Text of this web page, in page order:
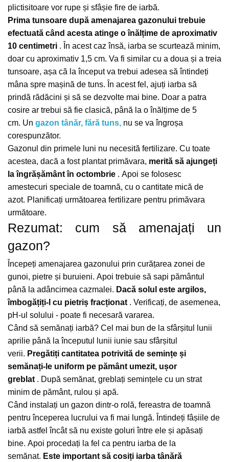
plictisitoare vor rupe și sfâșie fire de iarbă.
Prima tunsoare după amenajarea gazonului trebuie
efectuată când acesta atinge o înălțime de aproximativ
10 centimetri . În acest caz însă, iarba se scurtează minim,
doar cu aproximativ 1,5 cm. Va fi similar cu a doua și a treia
tunsoare, așa că la început va trebui adesea să întindeți
mâna spre mașină de tuns. În acest fel, ajuți iarba să
prindă rădăcini și să se dezvolte mai bine. Doar a patra
cosire ar trebui să fie clasică, până la o înălțime de 5
cm. Un gazon tânăr, fără tuns, nu se va îngroșa
corespunzător.
Gazonul din primele luni nu necesită fertilizare. Cu toate
acestea, dacă a fost plantat primăvara, merită să ajungeți
la îngrășământ în octombrie . Apoi se folosesc
amestecuri speciale de toamnă, cu o cantitate mică de
azot. Planificați următoarea fertilizare pentru primăvara
următoare.
Rezumat: cum să amenajați un
gazon?
Începeți amenajarea gazonului prin curățarea zonei de
gunoi, pietre și buruieni. Apoi trebuie să sapi pământul
până la adâncimea cazmalei. Dacă solul este argilos,
îmbogățiți-l cu pietriș fracționat . Verificați, de asemenea,
pH-ul solului - poate fi necesară vararea.
Când să semănați iarbă? Cel mai bun de la sfârșitul lunii
aprilie până la începutul lunii iunie sau sfârșitul
verii. Pregătiți cantitatea potrivită de semințe și
semănați-le uniform pe pământ umezit, ușor
greblat . După semănat, greblați semințele cu un strat
minim de pământ, rulou și apă.
Când instalați un gazon dintr-o rolă, fereastra de toamnă
pentru începerea lucrului va fi mai lungă. Întindeți fâșiile de
iarbă astfel încât să nu existe goluri între ele și apăsați
bine. Apoi procedați la fel ca pentru iarba de la
semănat. Este important să cosiți iarba tânără